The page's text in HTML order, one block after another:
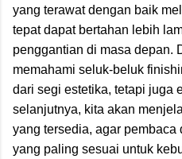
yang terawat dengan baik
tepat dapat bertahan lebih
penggantian di masa depan.
memahami seluk-beluk
dari segi estetika, tetapi juga
selanjutnya, kita akan
yang tersedia, agar
yang paling sesuai untuk